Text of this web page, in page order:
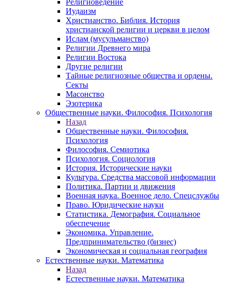
Религиоведение
Иудаизм
Христианство. Библия. История
христианской религии и церкви в целом
Ислам (мусульманство)
Религии Древнего мира
Религии Востока
Другие религии
Тайные религиозные общества и ордены.
Секты
Масонство
Эзотерика
Общественные науки. Философия. Психология
Назад
Общественные науки. Философия.
Психология
Философия. Семиотика
Психология. Социология
История. Исторические науки
Культура. Средства массовой информации
Политика. Партии и движения
Военная наука. Военное дело. Спецслужбы
Право. Юридические науки
Статистика. Демография. Социальное
обеспечение
Экономика. Управление.
Предпринимательство (бизнес)
Экономическая и социальная география
Естественные науки. Математика
Назад
Естественные науки. Математика